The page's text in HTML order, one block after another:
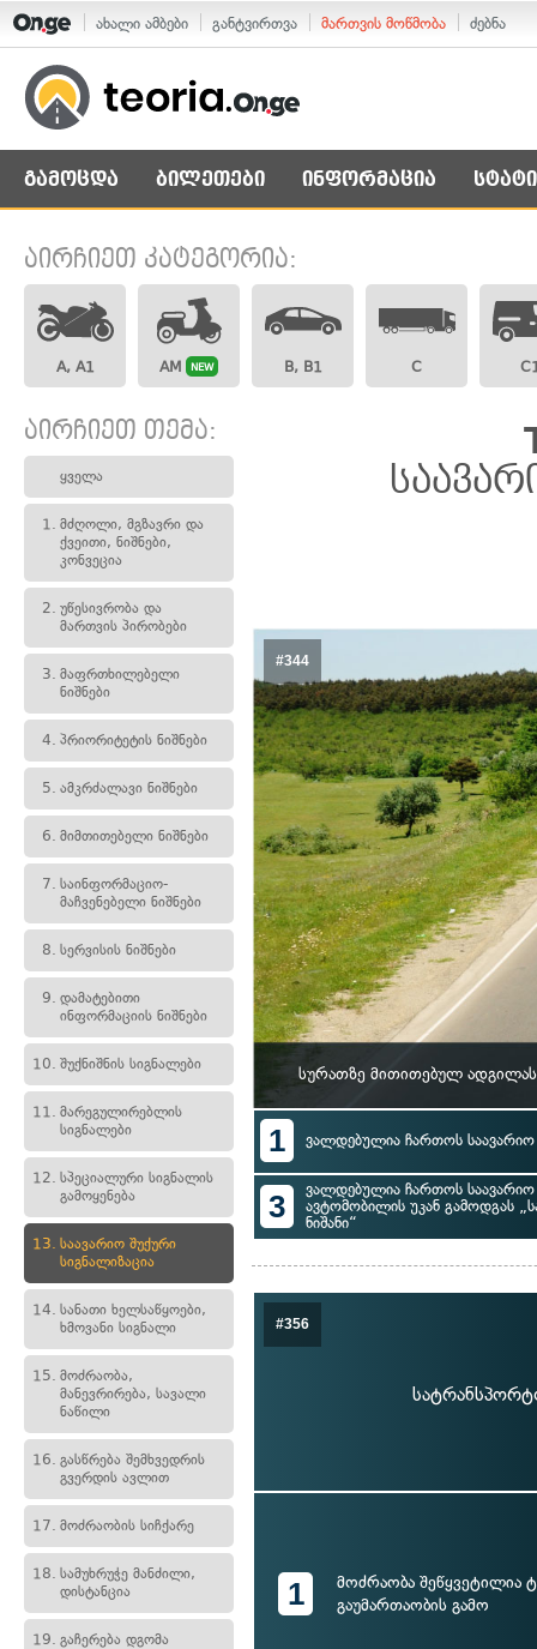
ახალი ამბები განტვირთვა მართვის მოწმობა ძებნა
გამოცდა ბილეთები ინფორმაცია
აირჩიეთ კატეგორია:
A, A1 AM NEW B, B1 C
აირჩიეთ თემა:
ყველა
1. მძღოლი, მგზავრი და
ქვეითი, ნიშნები,
კონვეცია
2. უწესივრობა და
მართვის პირობები
3. მაფრთხილებელი
ნიშნები
4. პრიორიტეტის ნიშნები
5. ამკრძალავი ნიშნები
6. მიმთითებელი ნიშნები
7. საინფორმაციო-
მაჩვენებელი ნიშნები
8. სერვისის ნიშნები
9. დამატებითი
ინფორმაციის ნიშნები
10. შუქნიშნის სიგნალები
11. მარეგულირებლის
სიგნალები
12. სპეციალური სიგნალის
გამოყენება
13. საავარიო შუქური
სიგნალიზაცია
14. სანათი ხელსაწყოები,
ხმოვანი სიგნალი
15. მოძრაობა,
მანევრირება, სავალი
ნაწილი
16. გასწრება შემხვედრის
გვერდის ავლით
17. მოძრაობის სიჩქარე
18. სამუხრუჭე მანძილი,
დისტანცია
19. გაჩერება დგომა
#344
სურათზე მითითებულ
1 ვალდებულია ჩართოს საავარიო
3
ვალდებულია ჩართოს საავარიო
ავტომობილის უკან გამოდგას
ნიშანი“
#356
1
მოძრაობა შეწყვეტილია
გაუმართაობის გამო